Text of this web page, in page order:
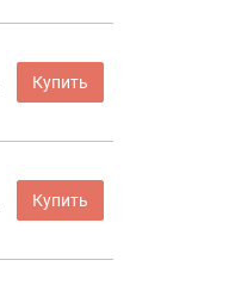
Купить
Купить